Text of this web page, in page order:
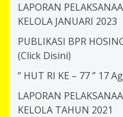
LAPORAN
KELOLA JANUARI 2023
PUBLIKASI BPR
(Click Disini)
” HUT RI KE – 77 ” 17
LAPORAN
KELOLA TAHUN 2021